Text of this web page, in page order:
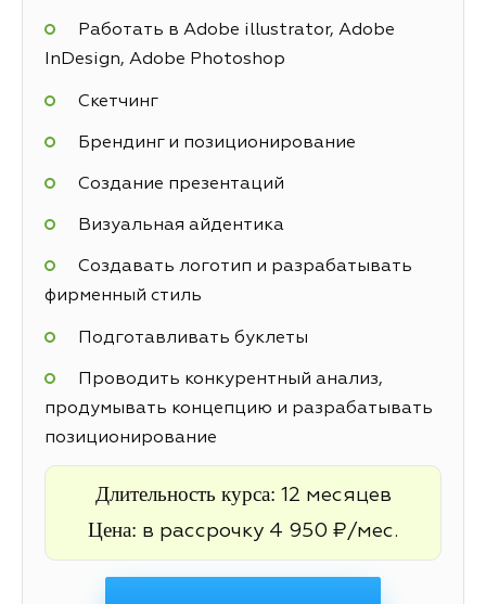
Работать в Adobe illustrator, Adobe
InDesign, Adobe Photoshop
Скетчинг
Брендинг и позиционирование
Создание презентаций
Визуальная айдентика
Создавать логотип и разрабатывать
фирменный стиль
Подготавливать буклеты
Проводить конкурентный анализ,
продумывать концепцию и разрабатывать
позиционирование
Длительность курса: 12 месяцев
Цена: в рассрочку 4 950 ₽/мес.